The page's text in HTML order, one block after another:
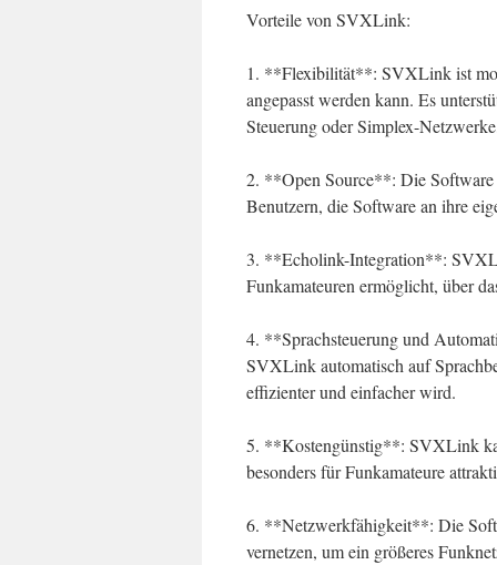
Vorteile von SVXLink:
1. **Flexibilität**: SVXLink ist
angepasst werden kann. Es
Steuerung oder Simplex-
2. **Open Source**: Die Software
Benutzern, die Software an ihre
3. **Echolink-Integration**:
Funkamateuren ermöglicht, über
4. **Sprachsteuerung und
SVXLink automatisch auf
effizienter und einfacher wird.
5. **Kostengünstig**: SVXLink
besonders für Funkamateure
6. **Netzwerkfähigkeit**: Die
vernetzen, um ein größeres